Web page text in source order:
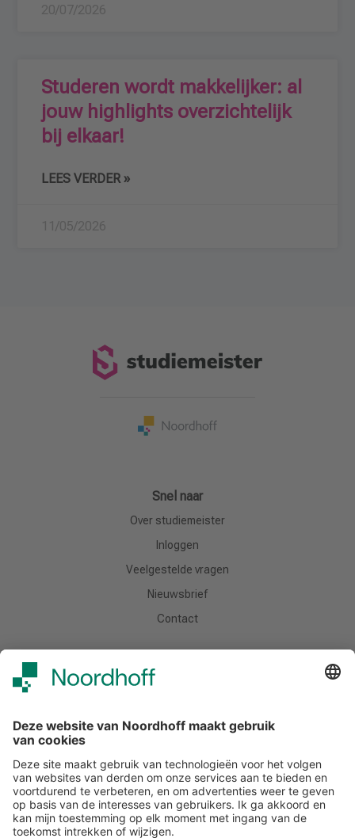
20/07/2026
Studeren wordt makkelijker: al
jouw highlights overzichtelijk
bij elkaar!
LEES VERDER »
11/05/2026
Snel naar
Over studiemeister
Inloggen
Veelgestelde vragen
Nieuwsbrief
Contact
Meer van Noordhoff
Contact
Tel: (0)88 - 522 6830